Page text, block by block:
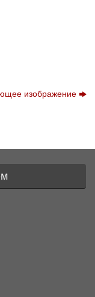
изображение